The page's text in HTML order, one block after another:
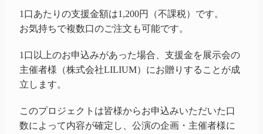
1口あたりの支援金額は1,200円（不課税）です。
お気持ちで複数口のご注文も可能です。
1口以上のお申込みがあった場合、支援金を展示会の
主催者様（株式会社LILIUM）にお贈りすることが成
立します。
このプロジェクトは皆様からお申込みいただいた口
数によって内容が確定し、公演の企画・主催者様に